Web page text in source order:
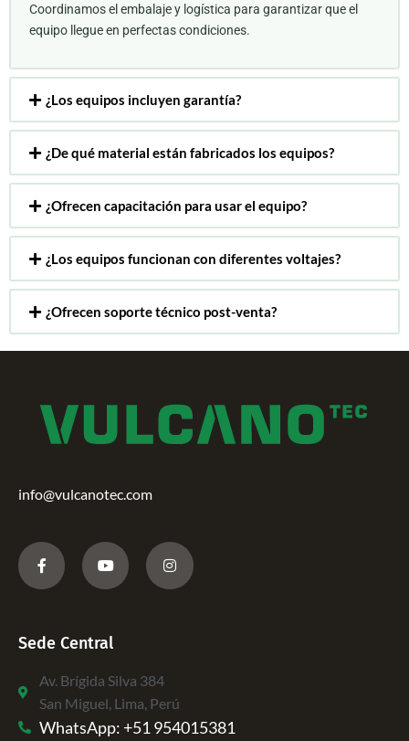
Coordinamos el embalaje y logística para garantizar que el
equipo llegue en perfectas condiciones.
¿Los equipos incluyen garantía?
¿De qué material están fabricados los equipos?
¿Ofrecen capacitación para usar el equipo?
¿Los equipos funcionan con diferentes voltajes?
¿Ofrecen soporte técnico post-venta?
info@vulcanotec.com
Sede Central
Av. Brígida Silva 384
San Miguel, Lima, Perú
WhatsApp: +51 954015381